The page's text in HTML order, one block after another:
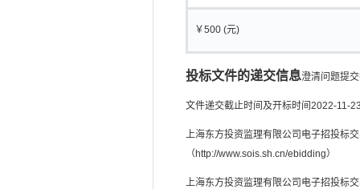
￥500 (元)
投标文件的递交信息澄清问题提
文件递交截止时间及开标时间 2022-11-
上海东方投资监理有限公司电子招投标
（http://www.sois.sh.cn/ebidding）
上海东方投资监理有限公司电子招投标